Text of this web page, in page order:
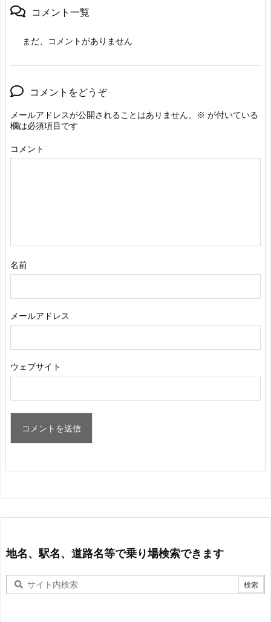
コメント一覧
まだ、コメントがありません
コメントをどうぞ
メールアドレスが公開されることはありません。 ※ が付いている
欄は必須項目です
コメント
名前
メールアドレス
ウェブサイト
地名、駅名、道路名等で乗り場検索できます